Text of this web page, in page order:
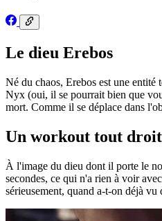
Le dieu Erebos
Né du chaos, Erebos est une
Nyx (oui, il se pourrait bien que
mort. Comme il se déplace dans
Un workout tout
À l'image du dieu dont il porte le
secondes, ce qui n'a rien à voir
sérieusement, quand a-t-on déjà